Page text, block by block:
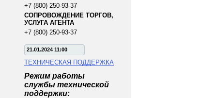
+7 (800) 250-93-37
СОПРОВОЖДЕНИЕ ТОРГОВ,
УСЛУГА АГЕНТА
+7 (800) 250-93-37
21.01.2024 11:00
ТЕХНИЧЕСКАЯ ПОДДЕРЖКА
Режим работы
службы технической
поддержки: